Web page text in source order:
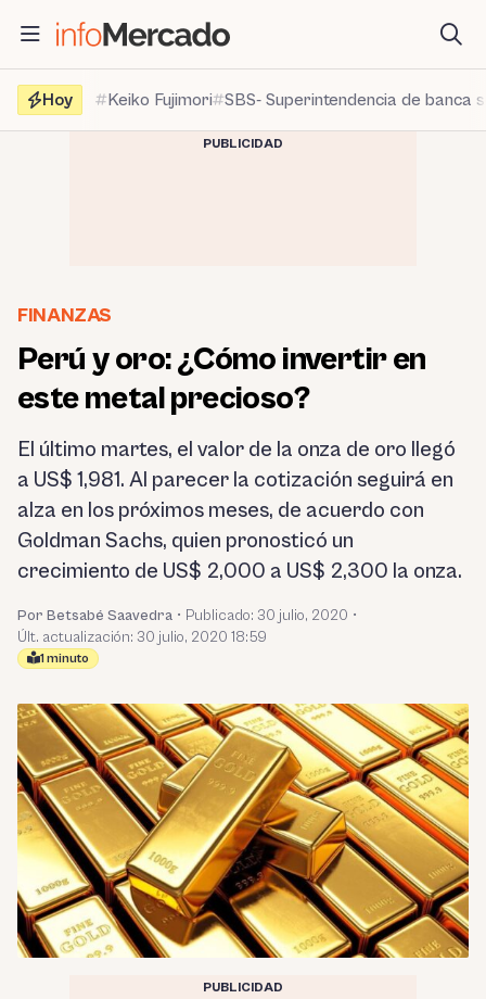
contenido
Hoy
Keiko Fujimori SBS- Superintendencia de banca
PUBLICIDAD
FINANZAS
Perú y oro: ¿Cómo invertir en
este metal precioso?
El último martes, el valor de la onza de oro llegó
a US$ 1,981. Al parecer la cotización seguirá en
alza en los próximos meses, de acuerdo con
Goldman Sachs, quien pronosticó un
crecimiento de US$ 2,000 a US$ 2,300 la onza.
Por Betsabé Saavedra • Publicado: 30 julio, 2020 •
Últ. actualización: 30 julio, 2020 18:59
1 minuto
PUBLICIDAD